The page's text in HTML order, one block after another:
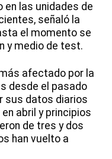
en las unidades de
señaló la
el momento se
y medio de test.
afectado por la
desde el pasado
sus datos diarios
abril y principios
de tres y dos
han vuelto a